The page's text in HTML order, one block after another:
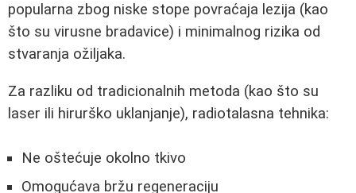
popularna zbog niske stope povraćaja lezija (kao
što su virusne bradavice) i minimalnog rizika od
stvaranja ožiljaka.
Za razliku od tradicionalnih metoda (kao što su
laser ili hirurško uklanjanje), radiotalasna tehnika:
Ne oštećuje okolno tkivo
Omogućava bržu regeneraciju